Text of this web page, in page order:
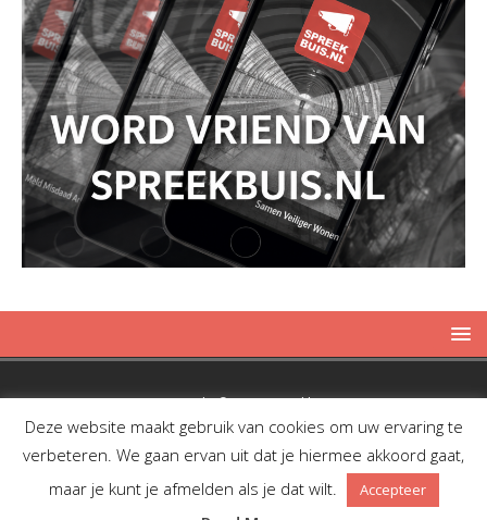
Copyright © 2019 Spreekbuis
Deze website maakt gebruik van cookies om uw ervaring te
verbeteren. We gaan ervan uit dat je hiermee akkoord gaat,
maar je kunt je afmelden als je dat wilt.
Accepteer